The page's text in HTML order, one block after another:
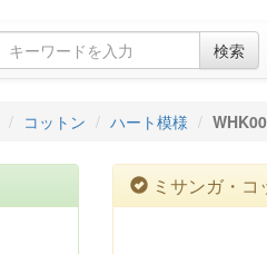
検索
コットン ハート模様
ミサンガ・コ